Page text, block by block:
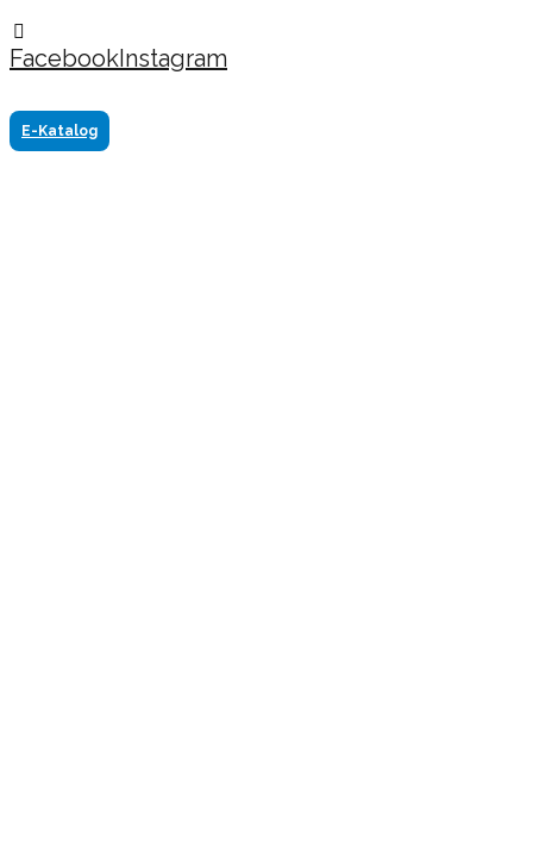
FacebookInstagram
www.akasyareklam.com
E-Katalog